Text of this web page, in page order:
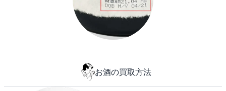
お酒の買取方法